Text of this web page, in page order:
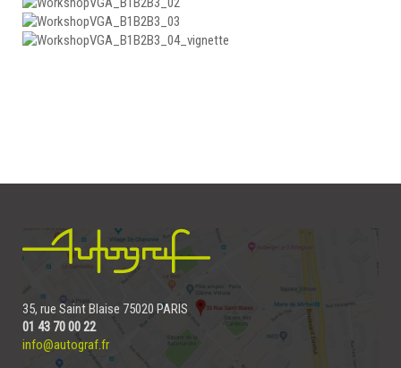
35, rue Saint Blaise 75020 PARIS
01 43 70 00 22
info@autograf.fr